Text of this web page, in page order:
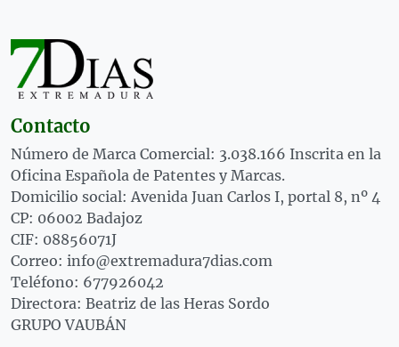
Contacto
Número de Marca Comercial: 3.038.166 Inscrita en la
Oficina Española de Patentes y Marcas.
Domicilio social: Avenida Juan Carlos I, portal 8, nº 4
CP: 06002 Badajoz
CIF: 08856071J
Correo: info@extremadura7dias.com
Teléfono: 677926042
Directora: Beatriz de las Heras Sordo
GRUPO VAUBÁN